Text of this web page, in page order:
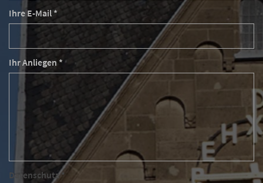
Ihre E-Mail *
Ihr Anliegen *
Datenschutz *